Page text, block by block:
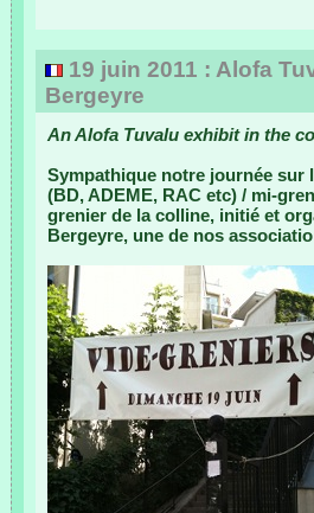
19 juin 2011 : Alofa
Bergeyre
An Alofa Tuvalu exhibit in the
Sympathique notre journée sur
(BD, ADEME, RAC etc) / mi-
grenier de la colline, initié et
Bergeyre, une de nos